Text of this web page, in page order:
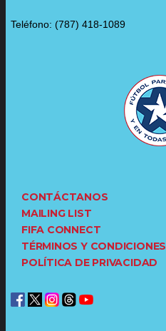
Teléfono: (787) 418-1089
CONTÁCTANOS
MAILING LIST
FIFA CONNECT
TÉRMINOS Y CONDICIONES
POLÍTICA DE PRIVACIDAD